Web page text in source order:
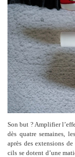
Son but ? Amplifier
dès quatre semaines,
après des extensions
cils se dotent d’une